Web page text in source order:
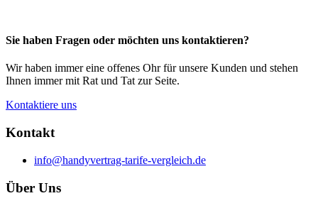
Sie haben Fragen oder möchten uns kontaktieren?
Wir haben immer eine offenes Ohr für unsere Kunden und stehen
Ihnen immer mit Rat und Tat zur Seite.
Kontaktiere uns
Kontakt
info@handyvertrag-tarife-vergleich.de
Über Uns